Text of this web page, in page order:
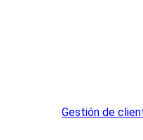
Gestión de